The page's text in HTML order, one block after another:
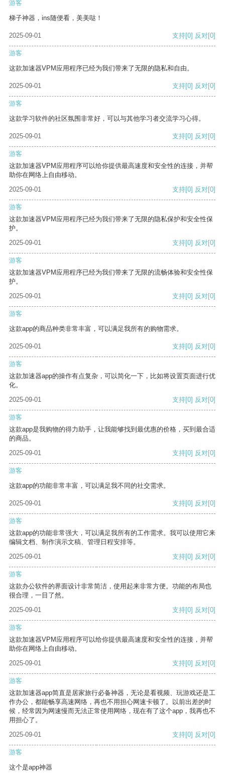
游客
梯子神器，ins随便看，美美哒！
2025-09-01 支持[0] 反对[0]
游客
这款加速器VPM应用程序已经为我们带来了无限的隐私和自由。
2025-09-01 支持[0] 反对[0]
游客
这款学习软件的社区氛围非常好，可以与其他学习者交流学习心得。
2025-09-01 支持[0] 反对[0]
游客
这款加速器VPM应用程序可以给你提供最高速度和安全性的连接，并帮
助你在网络上自由移动。
2025-09-01
支持[0] 反对[0]
游客
这款加速器VPM应用程序已经为我们带来了无限的隐私保护和安全性保
护。
2025-09-01
支持[0] 反对[0]
游客
这款加速器VPM应用程序已经为我们带来了无限的流畅体验和安全性保
护。
2025-09-01
支持[0] 反对[0]
游客
这款app的商品种类非常丰富，可以满足我所有的购物需求。
2025-09-01 支持[0] 反对[0]
游客
这款加速器app的操作有点复杂，可以简化一下，比如将设置页面进行优
化。
2025-09-01
支持[0] 反对[0]
游客
这款app是我购物的得力助手，让我能够找到最优惠的价格，买到最合适
的商品。
2025-09-01
支持[0] 反对[0]
游客
这款app的功能非常丰富，可以满足我不同的社交需求。
2025-09-01 支持[0] 反对[0]
游客
这款app的功能非常强大，可以满足我所有的工作需求。我可以使用它来
编辑文档、制作演示文稿、管理日程安排等。
2025-09-01
支持[0] 反对[0]
游客
这款办公软件的界面设计非常简洁，使用起来非常方便。功能的布局也
很合理，一目了然。
2025-09-01
支持[0] 反对[0]
游客
这款加速器VPM应用程序可以给你提供最高速度和安全性的连接，并帮
助你在网络上自由移动。
2025-09-01
支持[0] 反对[0]
游客
这款加速器app简直是居家旅行必备神器，无论是看视频、玩游戏还是工
作办公，都能畅享高速网络，再也不用担心网速卡顿了。以前出差的时
候，经常因为网速慢而无法正常使用网络，现在有了这个app，我再也不
用担心了。
2025-09-01
支持[0] 反对[0]
游客
这个是app神器